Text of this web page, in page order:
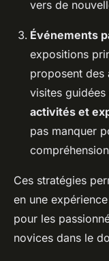
vers de
Événements
expositions
proposent des
visites
activités et
pas manquer
Ces stratégies
en une
pour les
novices dans le